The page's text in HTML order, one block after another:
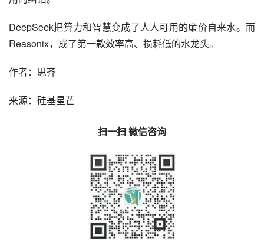
DeepSeek把算力和智慧变成了人人可用的廉价自来水。而
Reasonix，成了第一款效率高、损耗低的水龙头。
作者：思齐
来源：硅基星芒
扫一扫 微信咨询